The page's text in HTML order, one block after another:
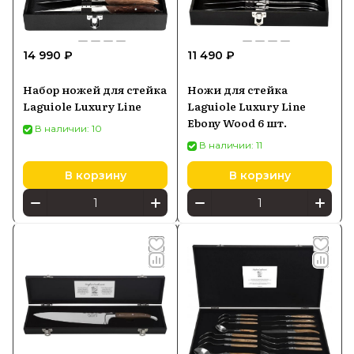
качества и доставкой по всей России по
14 990 ₽
Набор ножей для стейка
Laguiole Luxury Line
В наличии: 10
В корзину
11 490 ₽
Ножи для стейка
Laguiole Luxury Line
Ebony Wood 6 шт.
В наличии: 11
В корзину